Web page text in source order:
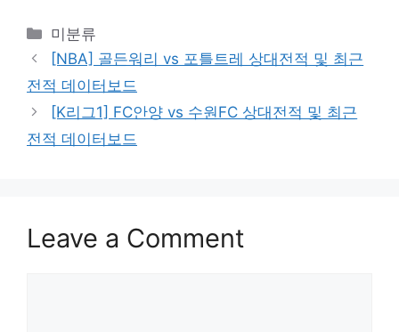
Categories
미분류
[NBA] 골든워리 vs 포틀트레 상대전적 및 최근
전적 데이터보드
[K리그1] FC안양 vs 수원FC 상대전적 및 최근
전적 데이터보드
Leave a Comment